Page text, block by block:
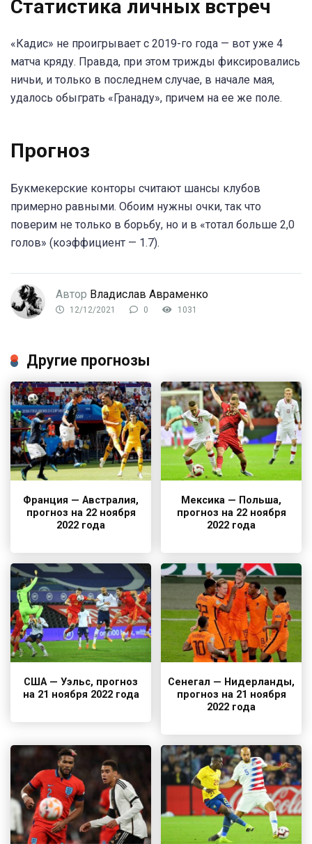
Статистика личных встреч
«Кадис» не проигрывает с 2019-го года — вот уже 4
матча кряду. Правда, при этом трижды фиксировались
ничьи, и только в последнем случае, в начале мая,
удалось обыграть «Гранаду», причем на ее же поле.
Прогноз
Букмекерские конторы считают шансы клубов
примерно равными. Обоим нужны очки, так что
поверим не только в борьбу, но и в «тотал больше 2,0
голов» (коэффициент — 1.7).
Автор Владислав Авраменко
12/12/2021 0 1031
Другие прогнозы
Франция — Австралия,
прогноз на 22 ноября
2022 года
Мексика — Польша,
прогноз на 22 ноября
2022 года
США — Уэльс, прогноз
на 21 ноября 2022 года
Сенегал — Нидерланды,
прогноз на 21 ноября
2022 года